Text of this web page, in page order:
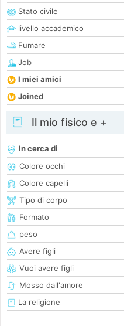
Stato civile
livello accademico
Fumare
Job
I miei amici
Joined
Il mio fisico e +
In cerca di
Colore occhi
Colore capelli
Tipo di corpo
Formato
peso
Avere figli
Vuoi avere figli
Mosso dall'amore
La religione